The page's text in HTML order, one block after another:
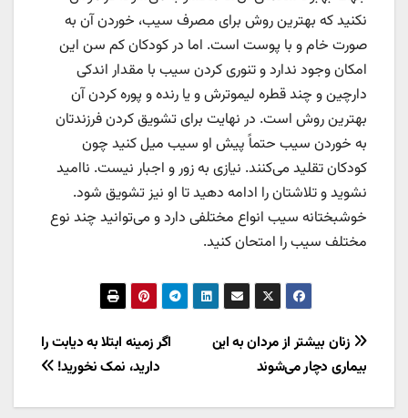
نکنید که بهترین روش برای مصرف سیب، خوردن آن به
صورت خام و با پوست است. اما در کودکان کم سن این
امکان وجود ندارد و تنوری کردن سیب با مقدار اندکی
دارچین و چند قطره لیموترش و یا رنده و پوره کردن آن
بهترین روش است. در نهایت برای تشویق کردن فرزندتان
به خوردن سیب حتماً پیش او سیب میل کنید چون
کودکان تقلید می‌کنند. نیازی به زور و اجبار نیست. ناامید
نشوید و تلاشتان را ادامه دهید تا او نیز تشویق شود.
خوشبختانه سیب انواع مختلفی دارد و می‌توانید چند نوع
مختلف سیب را امتحان کنید.
راهبری
نوشته
اگر زمینه ابتلا به دیابت را
دارید، نمک نخورید!
زنان بیشتر از مردان به این
بیماری دچار می‌شوند